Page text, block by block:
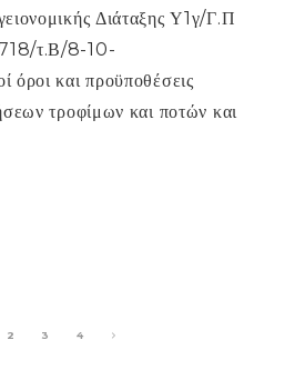
Διάταξης Υ1γ/Γ.Π
τ.Β/8-10-
όροι και προϋποθέσεις
τροφίμων και ποτών και
2 3 4